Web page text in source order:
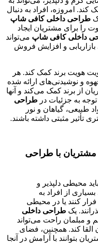
امروزه، افراد به دنبال
طراحی داخلی کافی شاپ
را برای مشتریان ایجاد
داخلی کافی شاپ می‌تواند
بازاریابی و افزایش فروش
هویت برند کمک کند. هر
و نوشیدنی‌های ارائه شده
از برند کمک می‌کند و آنها
به جزئیات در طراحی
طبیعی، گیاهان و نور
تأثیر مثبتی داشته باشند.
مشتریان با طراحی
محیطی دلپذیر و
از افراد به
کنند یا در محیطی
یک طراحی داخلی
و مبلمان راحت می‌تواند
کند. همچنین، فضای
بتوانند با آرامش در آنجا